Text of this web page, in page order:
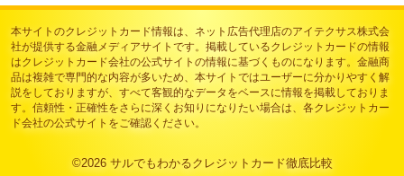
本サイトのクレジットカード情報は、 ネット広告代理店のアイテクサス株式会
社が提供する金融メディアサイトです。掲載しているクレジットカードの情報
はクレジットカード会社の公式サイトの情報に基づくものになります。金融商
品は複雑で専門的な内容が多いため、本サイトではユーザーに分かりやすく解
説をしておりますが、すべて客観的なデータをベースに情報を掲載しておりま
す。信頼性・正確性をさらに深くお知りになりたい場合は、各クレジットカー
ド会社の公式サイトをご確認ください。
©2026 サルでもわかるクレジットカード徹底比較